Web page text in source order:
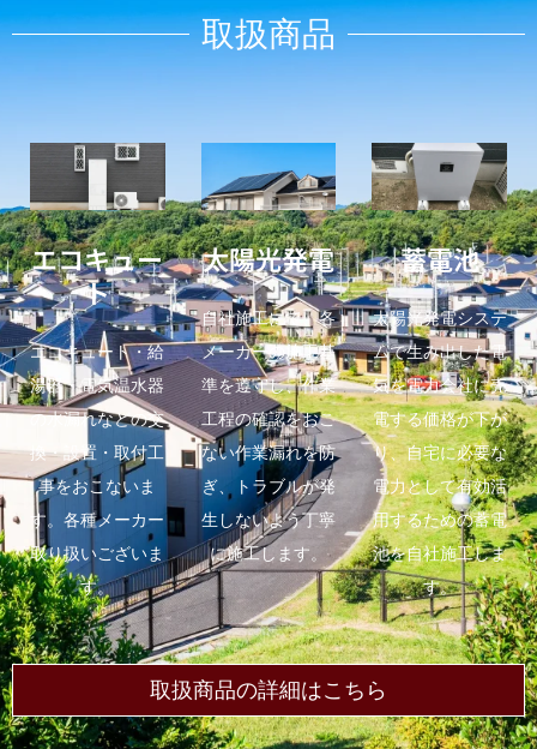
取扱商品
エコキュー
ト
エコキュート・給
湯器・電気温水器
の水漏れなどの交
換・設置・取付工
事をおこないま
す。各種メーカー
取り扱いございま
す。
太陽光発電
自社施工にて、各
メーカーの施工基
準を遵守し、作業
工程の確認をおこ
ない作業漏れを防
ぎ、トラブルが発
生しないよう丁寧
に施工します。
蓄電池
太陽光発電システ
ムで生み出した電
気を電力会社に売
電する価格が下が
り、自宅に必要な
電力として有効活
用するための蓄電
池を自社施工しま
す。
取扱商品の詳細はこちら